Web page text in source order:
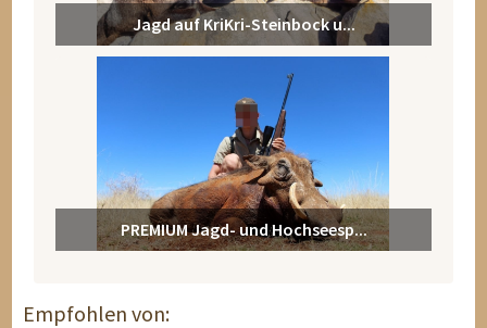
Jagd auf KriKri-Steinbock u...
PREMIUM Jagd- und Hochseesp...
Empfohlen von: